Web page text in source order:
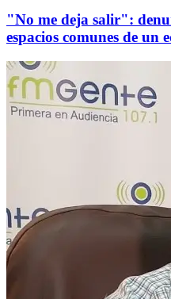
"No me deja salir":
espacios comunes de un